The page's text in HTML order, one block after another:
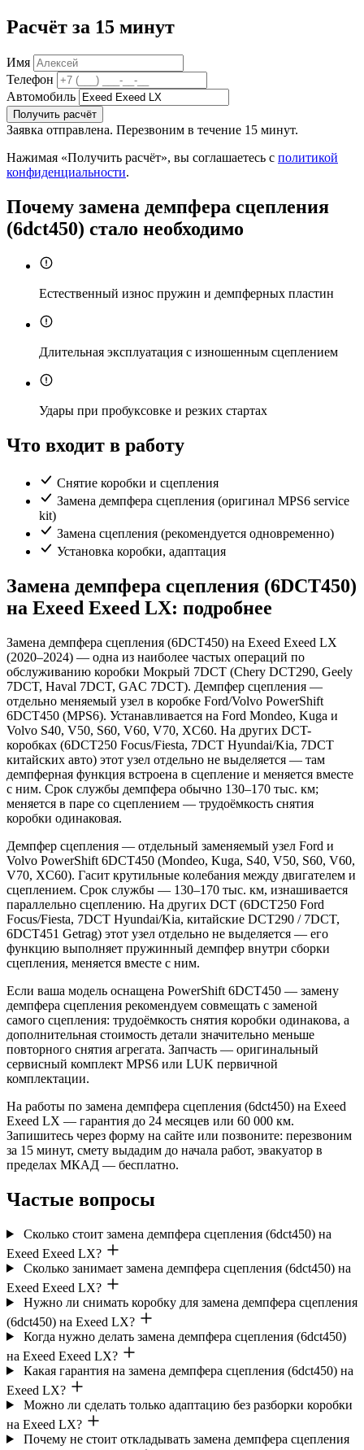
Расчёт за 15 минут
Имя
Телефон
Автомобиль
Получить расчёт
Заявка отправлена. Перезвоним в течение 15 минут.
Нажимая «Получить расчёт», вы соглашаетесь с политикой
конфиденциальности.
Почему замена демпфера сцепления
(6dct450) стало необходимо
Естественный износ пружин и демпферных пластин
Длительная эксплуатация с изношенным сцеплением
Удары при пробуксовке и резких стартах
Что входит в работу
Снятие коробки и сцепления
Замена демпфера сцепления (оригинал MPS6 service
kit)
Замена сцепления (рекомендуется одновременно)
Установка коробки, адаптация
Замена демпфера сцепления (6DCT450)
на Exeed Exeed LX: подробнее
Замена демпфера сцепления (6DCT450) на Exeed Exeed LX
(2020–2024) — одна из наиболее частых операций по
обслуживанию коробки Мокрый 7DCT (Chery DCT290, Geely
7DCT, Haval 7DCT, GAC 7DCT). Демпфер сцепления —
отдельно меняемый узел в коробке Ford/Volvo PowerShift
6DCT450 (MPS6). Устанавливается на Ford Mondeo, Kuga и
Volvo S40, V50, S60, V60, V70, XC60. На других DCT-
коробках (6DCT250 Focus/Fiesta, 7DCT Hyundai/Kia, 7DCT
китайских авто) этот узел отдельно не выделяется — там
демпферная функция встроена в сцепление и меняется вместе
с ним. Срок службы демпфера обычно 130–170 тыс. км;
меняется в паре со сцеплением — трудоёмкость снятия
коробки одинаковая.
Демпфер сцепления — отдельный заменяемый узел Ford и
Volvo PowerShift 6DCT450 (Mondeo, Kuga, S40, V50, S60, V60,
V70, XC60). Гасит крутильные колебания между двигателем и
сцеплением. Срок службы — 130–170 тыс. км, изнашивается
параллельно сцеплению. На других DCT (6DCT250 Ford
Focus/Fiesta, 7DCT Hyundai/Kia, китайские DCT290 / 7DCT,
6DCT451 Getrag) этот узел отдельно не выделяется — его
функцию выполняет пружинный демпфер внутри сборки
сцепления, меняется вместе с ним.
Если ваша модель оснащена PowerShift 6DCT450 — замену
демпфера сцепления рекомендуем совмещать с заменой
самого сцепления: трудоёмкость снятия коробки одинакова, а
дополнительная стоимость детали значительно меньше
повторного снятия агрегата. Запчасть — оригинальный
сервисный комплект MPS6 или LUK первичной
комплектации.
На работы по замена демпфера сцепления (6dct450) на Exeed
Exeed LX — гарантия до 24 месяцев или 60 000 км.
Запишитесь через форму на сайте или позвоните: перезвоним
за 15 минут, смету выдадим до начала работ, эвакуатор в
пределах МКАД — бесплатно.
Частые вопросы
Сколько стоит замена демпфера сцепления (6dct450) на
Exeed Exeed LX?
Сколько занимает замена демпфера сцепления (6dct450) на
Exeed Exeed LX?
Нужно ли снимать коробку для замена демпфера сцепления
(6dct450) на Exeed LX?
Когда нужно делать замена демпфера сцепления (6dct450)
на Exeed Exeed LX?
Какая гарантия на замена демпфера сцепления (6dct450) на
Exeed LX?
Можно ли сделать только адаптацию без разборки коробки
на Exeed LX?
Почему не стоит откладывать замена демпфера сцепления